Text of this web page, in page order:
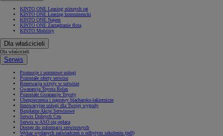
KINTO ONE Leasing niższych rat
KINTO ONE Leasing konsumencki
KINTO ONE Najem
KINTO ONE Zarządzanie flotą
KINTO Mobility
Dla właścicieli
Dla właścicieli
Serwis
Promocje i sezonowe usługi
Pozostałe oferty serwisu
Rezerwacja wizyty w serwisie
Gwarancja Toyota Relax
Pozostałe Gwarancje Toyoty
Ubezpieczenia i naprawy blacharsko-lakiernicze
Innowacyjne usługi dla Twojej wygody
Bezpłatne Akcje Serwisowe
Serwis Dobrych Cen
Serwis w ASO się opłaca
Dostęp do informacji serwisowych
Wykaz wydanych zaświadczeń o odbytym szkoleniu (pdf)